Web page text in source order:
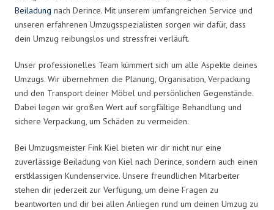
Beiladung nach Derince. Mit unserem umfangreichen Service und
unseren erfahrenen Umzugsspezialisten sorgen wir dafür, dass
dein Umzug reibungslos und stressfrei verläuft.
Unser professionelles Team kümmert sich um alle Aspekte deines
Umzugs. Wir übernehmen die Planung, Organisation, Verpackung
und den Transport deiner Möbel und persönlichen Gegenstände.
Dabei legen wir großen Wert auf sorgfältige Behandlung und
sichere Verpackung, um Schäden zu vermeiden.
Bei Umzugsmeister Fink Kiel bieten wir dir nicht nur eine
zuverlässige Beiladung von Kiel nach Derince, sondern auch einen
erstklassigen Kundenservice. Unsere freundlichen Mitarbeiter
stehen dir jederzeit zur Verfügung, um deine Fragen zu
beantworten und dir bei allen Anliegen rund um deinen Umzug zu